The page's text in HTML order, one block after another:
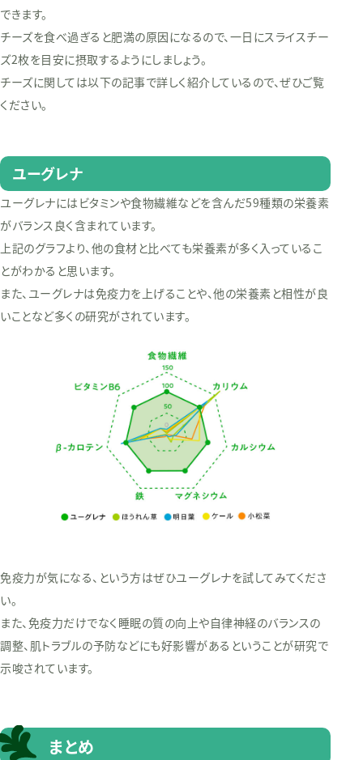
できます。
チーズを食べ過ぎると肥満の原因になるので、一日にスライスチー
ズ2枚を目安に摂取するようにしましょう。
チーズに関しては以下の記事で詳しく紹介しているので、ぜひご覧
ください。
ユーグレナ
ユーグレナにはビタミンや食物繊維などを含んだ59種類の栄養素
がバランス良く含まれています。
上記のグラフより、他の食材と比べても栄養素が多く入っているこ
とがわかると思います。
また、ユーグレナは免疫力を上げることや、他の栄養素と相性が良
いことなど多くの研究がされています。
免疫力が気になる、という方はぜひユーグレナを試してみてくださ
い。
また、免疫力だけでなく睡眠の質の向上や自律神経のバランスの
調整、肌トラブルの予防などにも好影響があるということが研究で
示唆されています。
まとめ